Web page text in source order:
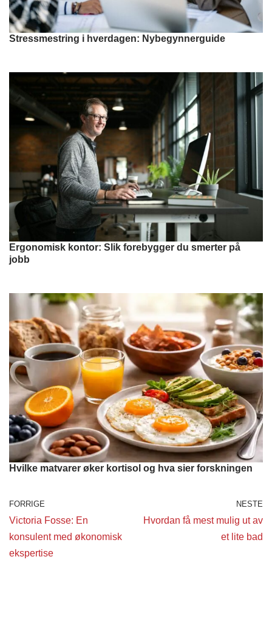
Stressmestring i hverdagen: Nybegynnerguide
Ergonomisk kontor: Slik forebygger du smerter på
jobb
Hvilke matvarer øker kortisol og hva sier forskningen
FORRIGE
Victoria Fosse: En
konsulent med økonomisk
ekspertise
NESTE
Hvordan få mest mulig ut av
et lite bad